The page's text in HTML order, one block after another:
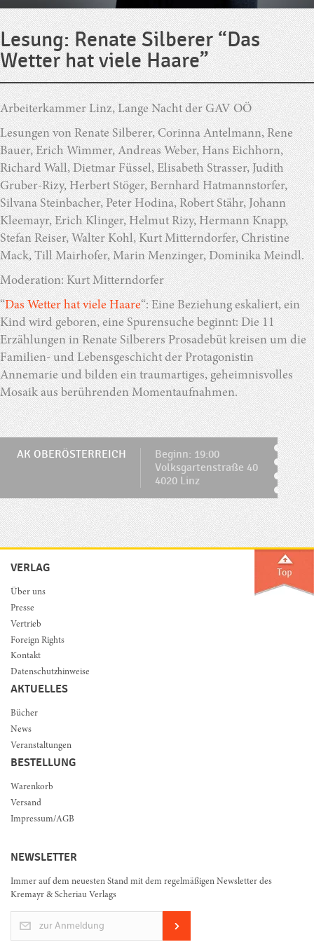
Lesung: Renate Silberer “Das
Wetter hat viele Haare”
Arbeiterkammer Linz, Lange Nacht der GAV OÖ
Lesungen von Renate Silberer, Corinna Antelmann, Rene
Bauer, Erich Wimmer, Andreas Weber, Hans Eichhorn,
Richard Wall, Dietmar Füssel, Elisabeth Strasser, Judith
Gruber-Rizy, Herbert Stöger, Bernhard Hatmannstorfer,
Silvana Steinbacher, Peter Hodina, Robert Stähr, Johann
Kleemayr, Erich Klinger, Helmut Rizy, Hermann Knapp,
Stefan Reiser, Walter Kohl, Kurt Mitterndorfer, Christine
Mack, Till Mairhofer, Marin Menzinger, Dominika Meindl.
Moderation: Kurt Mitterndorfer
“Das Wetter hat viele Haare“: Eine Beziehung eskaliert, ein
Kind wird geboren, eine Spurensuche beginnt: Die 11
Erzählungen in Renate Silberers Prosadebüt kreisen um die
Familien- und Lebensgeschicht der Protagonistin
Annemarie und bilden ein traumartiges, geheimnisvolles
Mosaik aus berührenden Momentaufnahmen.
AK OBERÖSTERREICH
Beginn: 19:00
Volksgartenstraße 40
4020 Linz
VERLAG
Über uns
Presse
Vertrieb
Foreign Rights
Kontakt
Datenschutzhinweise
AKTUELLES
Bücher
News
Veranstaltungen
BESTELLUNG
Warenkorb
Versand
Impressum/AGB
NEWSLETTER
Immer auf dem neuesten Stand mit dem regelmäßigen Newsletter des
Kremayr & Scheriau Verlags
zur Anmeldung